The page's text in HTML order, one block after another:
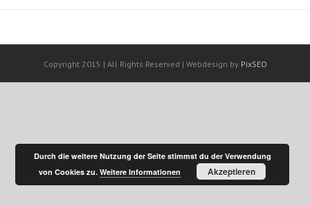
Copyright 2015 | All Rights Reserved | Webdesign by PixSEO
Durch die weitere Nutzung der Seite stimmst du der Verwendung
von Cookies zu.Weitere Informationen Akzeptieren